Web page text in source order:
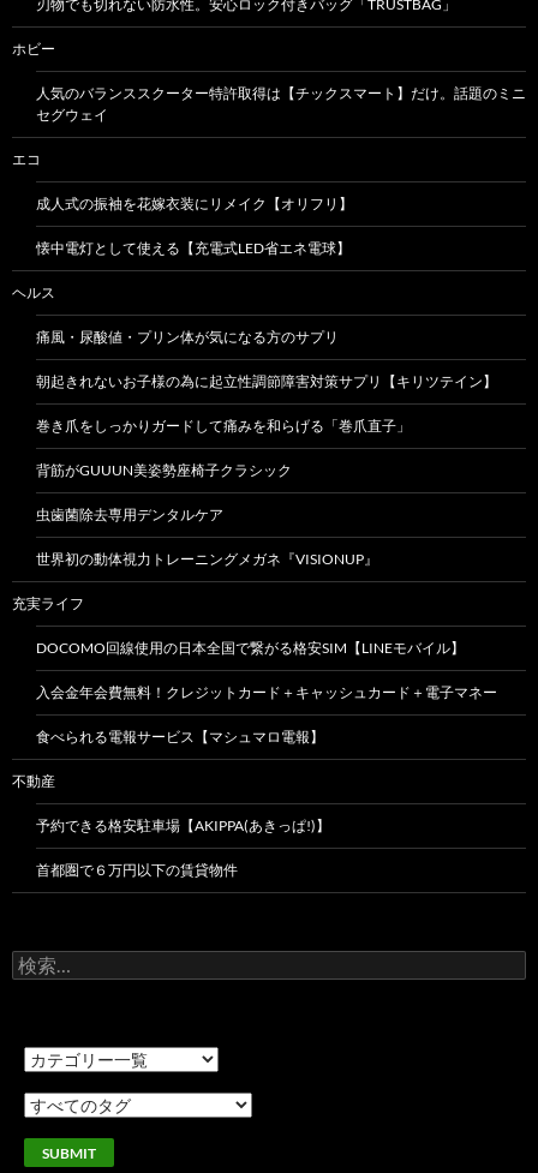
刃物でも切れない防水性。安心ロック付きバッグ「TRUSTBAG」
ホビー
人気のバランススクーター特許取得は【チックスマート】だけ。話題のミニ
セグウェイ
エコ
成人式の振袖を花嫁衣装にリメイク【オリフリ】
懐中電灯として使える【充電式LED省エネ電球】
ヘルス
痛風・尿酸値・プリン体が気になる方のサプリ
朝起きれないお子様の為に起立性調節障害対策サプリ【キリツテイン】
巻き爪をしっかりガードして痛みを和らげる「巻爪直子」
背筋がGUUUN美姿勢座椅子クラシック
虫歯菌除去専用デンタルケア
世界初の動体視力トレーニングメガネ『VISIONUP』
充実ライフ
DOCOMO回線使用の日本全国で繋がる格安SIM【LINEモバイル】
入会金年会費無料！クレジットカード＋キャッシュカード＋電子マネー
食べられる電報サービス【マシュマロ電報】
不動産
予約できる格安駐車場【AKIPPA(あきっぱ!)】
首都圏で６万円以下の賃貸物件
検
索: